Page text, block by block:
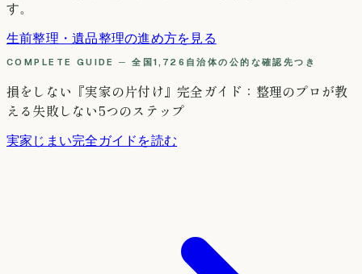
す。
生前整理・遺品整理の進め方を見る
COMPLETE GUIDE ─ 全国1,726自治体の公的な確認先つき
損をしない『実家の片付け』完全ガイド：整理のプロが教
える失敗しない5つのステップ
実家じまい完全ガイドを読む